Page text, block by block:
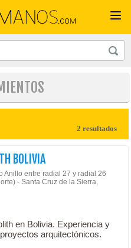
2 resultados
BOLIVIA
Anillo entre radial 27 y radial 26
- Santa Cruz de la Sierra,
en Bolivia. Experiencia y
arquitectónicos.